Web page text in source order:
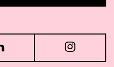
LinkedIn